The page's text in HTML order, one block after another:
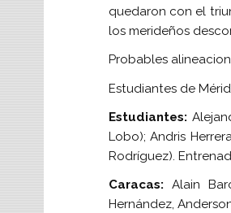
quedaron con el
los merideños
Probables
Estudiantes de
Estudiantes:
Lobo); Andris
Rodríguez).
Caracas: Alain
Hernández,